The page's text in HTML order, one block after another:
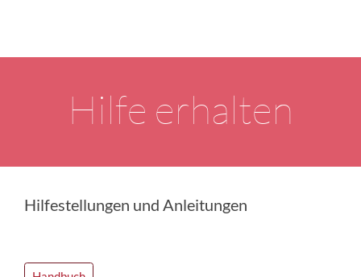
Hilfe erhalten
Hilfestellungen und Anleitungen